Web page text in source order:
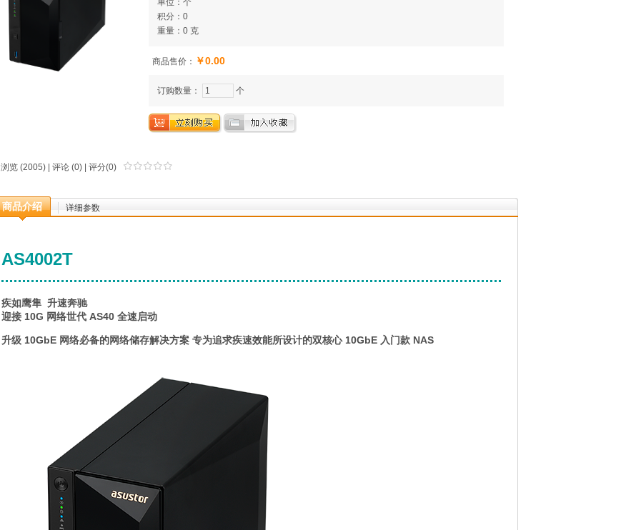
单位：个
积分：0
重量：0 克
商品售价： ￥0.00
订购数量： 个
浏览 (2005) | 评论 (0) | 评分(0)
商品介绍 详细参数
AS4002T
疾如鹰隼 升速奔驰
迎接 10G 网络世代 AS40 全速启动
升级 10GbE 网络必备的网络储存解决方案 专为追求疾速效能所设计的双核心 10GbE 入门款 NAS